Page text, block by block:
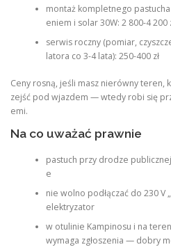
montaż kompletnego
eniem i solar 30W: 2 800-4 200
serwis roczny (pomiar,
latora co 3-4 lata): 250-400 zł
Ceny rosną, jeśli masz nierówny teren,
zejść pod wjazdem — wtedy robi się
emi.
Na co uważać prawnie
pastuch przy drodze
e
nie wolno podłączać do 230
elektryzator
w otulinie Kampinosu i na
wymaga zgłoszenia — dobry